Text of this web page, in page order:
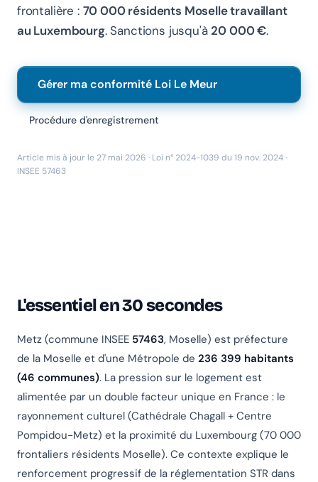
frontalière : 70 000 résidents Moselle travaillant
au Luxembourg. Sanctions jusqu'à 20 000 €.
Gérer ma conformité Loi Le Meur
Procédure d'enregistrement
Article mis à jour le 27 mai 2026 · Loi n° 2024-1039 du 19 nov. 2024 ·
INSEE 57463
L'essentiel en 30 secondes
Metz (commune INSEE 57463, Moselle) est préfecture
de la Moselle et d'une Métropole de 236 399 habitants
(46 communes). La pression sur le logement est
alimentée par un double facteur unique en France : le
rayonnement culturel (Cathédrale Chagall + Centre
Pompidou-Metz) et la proximité du Luxembourg (70 000
frontaliers résidents Moselle). Ce contexte explique le
renforcement progressif de la réglementation STR dans